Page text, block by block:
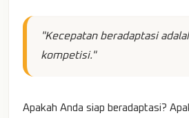
"Kecepatan beradaptasi
kompetisi."
Apakah Anda siap beradaptasi?